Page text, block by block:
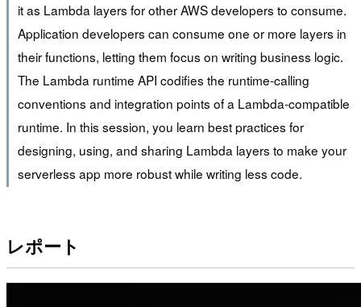
it as Lambda layers for other AWS developers to consume.
Application developers can consume one or more layers in
their functions, letting them focus on writing business logic.
The Lambda runtime API codifies the runtime-calling
conventions and integration points of a Lambda-compatible
runtime. In this session, you learn best practices for
designing, using, and sharing Lambda layers to make your
serverless app more robust while writing less code.
レポート